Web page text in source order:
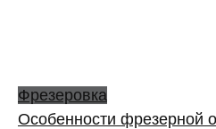
Фрезеровка
Особенности фрезерной